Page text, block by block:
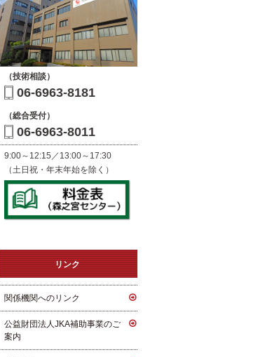
（技術相談）
06-6963-8181
（総合受付）
06-6963-8011
9:00～12:15／13:00～17:30
（土日祝・年末年始を除く）
リンク
関係機関へのリンク
公益財団法人JKA補助事業のご
案内